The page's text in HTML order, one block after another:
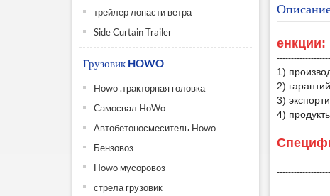
трейлер лопасти ветра
Side Curtain Trailer
Грузовик HOWO
Howo .тракторная головка
Самосвал HoWo
Автобетоносмеситель Howo
Бензовоз
Howo мусоровоз
стрела грузовик
енкции:
1)
2)
3)
4)